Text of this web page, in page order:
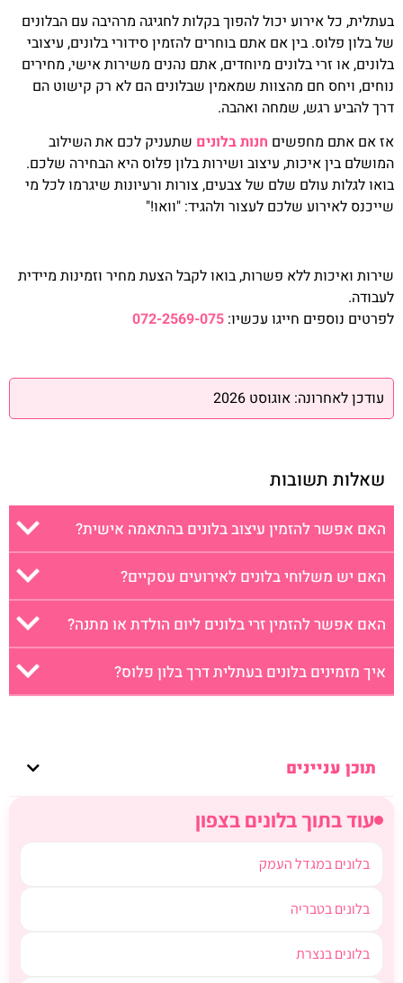
תוכן עניינים
עוד בתוך בלונים בצפון
בלונים במגדל העמק
בלונים בטבריה
בלונים בנצרת
בעתלית, כל אירוע יכול להפוך בקלות לחגיגה מרהיבה עם הבלונים
של בלון פלוס. בין אם אתם בוחרים להזמין סידורי בלונים, עיצובי
בלונים, או זרי בלונים מיוחדים, אתם נהנים משירות אישי, מחירים
נוחים, ויחס חם מהצוות שמאמין שבלונים הם לא רק קישוט הם
דרך להביע רגש, שמחה ואהבה.
אז אם אתם מחפשים חנות בלונים שתעניק לכם את השילוב
המושלם בין איכות, עיצוב ושירות בלון פלוס היא הבחירה שלכם.
בואו לגלות עולם שלם של צבעים, צורות ורעיונות שיגרמו לכל מי
שייכנס לאירוע שלכם לעצור ולהגיד: "וואו!"
שירות ואיכות ללא פשרות, בואו לקבל הצעת מחיר וזמינות מיידית
לעבודה.
לפרטים נוספים חייגו עכשיו: 072-2569-075
עודכן לאחרונה: אוגוסט 2026
שאלות תשובות
האם אפשר להזמין עיצוב בלונים בהתאמה אישית?
האם יש משלוחי בלונים לאירועים עסקיים?
האם אפשר להזמין זרי בלונים ליום הולדת או מתנה?
איך מזמינים בלונים בעתלית דרך בלון פלוס?